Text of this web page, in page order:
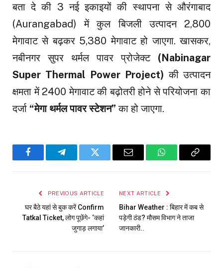
बता दे की 3 नई इकाइयों की स्थापना से औरंगाबाद
(Aurangabad) में कुल बिजली उत्पादन 2,800
मेगावाट से बढ़कर 5,380 मेगावाट हो जाएगा. खासकर,
नबीनगर सुपर थर्मल पावर प्रोजेक्ट (Nabinagar
Super Thermal Power Project)की उत्पादन
क्षमता में 2400 मेगावाट की बढ़ोतरी होने से परियोजना का
दर्जा “मेगा थर्मल पावर स्टेशन” का हो जाएगा.
FacebookTelegramTwitter Email WhatsAppCopy
PREVIOUS ARTICLE
घर बैठे यहां से बुक करें Confirm
Tatkal Ticket, लोग पूछेंगे- ‘कहां
जुगाड़ लगाया’
NEXT ARTICLE
Bihar Weather : बिहार में कब से
पड़ेगी ठंड? मौसम विभाग ने ताजा
जानकारी..